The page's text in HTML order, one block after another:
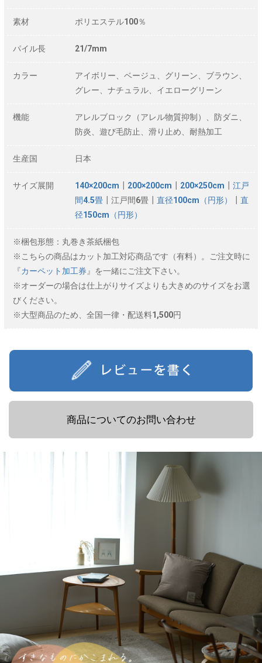
素材 ポリエステル100％
パイル長 21/7mm
カラー
アイボリー、ベージュ、グリーン、ブラウン、
グレー、ナチュラル、イエローグリーン
機能
アレルブロック（アレル物質抑制）、防ダニ、
防炎、遊び毛防止、滑り止め、耐熱加工
生産国 日本
サイズ展開 140×200cm 200×200cm 200×250cm
江戸
間4.5畳 ┃江戸間6畳┃ 直径100cm（円形）
直
径150cm（円形）
※梱包形態：丸巻き茶紙梱包
※こちらの商品はカット加工対応商品です（有料）。ご注文時に
『カーペット加工券 』を一緒にご注文下さい。
※オーダーの場合は仕上がりサイズよりも大きめのサイズをお選
びください。
※大型商品のため、全国一律・配送料1,500円
商品についてのお問い合わせ